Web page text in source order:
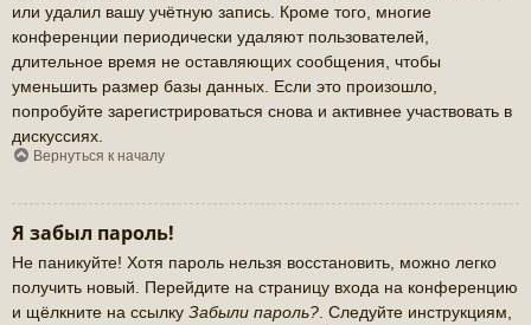
или удалил вашу учётную запись. Кроме того, многие
конференции периодически удаляют пользователей,
длительное время не оставляющих сообщения, чтобы
уменьшить размер базы данных. Если это произошло,
попробуйте зарегистрироваться снова и активнее участвовать в
дискуссиях.
Вернуться к началу
Я забыл пароль!
Не паникуйте! Хотя пароль нельзя восстановить, можно легко
получить новый. Перейдите на страницу входа на конференцию
и щёлкните на ссылку Забыли пароль? . Следуйте инструкциям,